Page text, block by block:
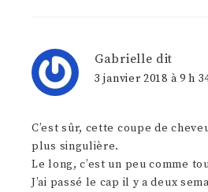
Gabrielle dit
3 janvier 2018 à 9 h
C’est sûr, cette coupe de
plus singulière.
Le long, c’est un peu comme
J’ai passé le cap il y a deux